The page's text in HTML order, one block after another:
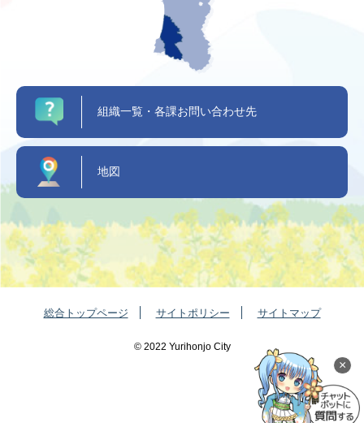
×
組織一覧・各課お問い合わせ先
地図
総合トップページ サイトポリシー サイトマップ
©️ 2022 Yurihonjo City